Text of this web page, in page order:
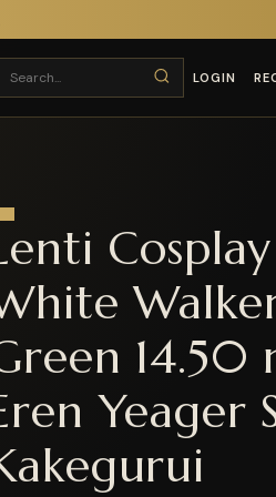
LOGIN
14.50
Yeager